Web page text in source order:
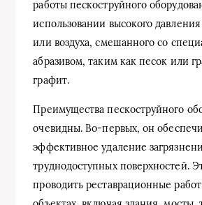
работы пескоструйного
использовании высокого
или воздуха, смешанного со
абразивом, таким как песок или
графит.
Преимущества пескоструйного
очевидны. Во-первых, он
эффективное удаление
труднодоступных поверхностей.
проводить реставрационные